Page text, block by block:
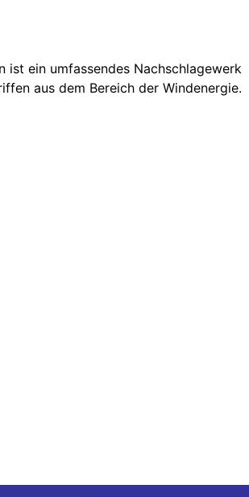
ist ein umfassendes Nachschlage­werk
aus dem Bereich der Wind­energie.